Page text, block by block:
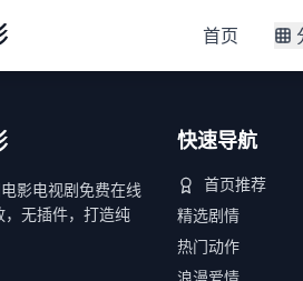
首页
影电视剧免费在线
无插件，打造纯
快速导航
首页推荐
精选剧情
热门动作